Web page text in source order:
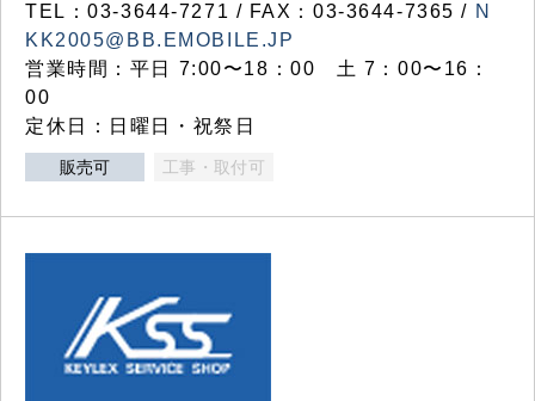
TEL：03‐3644‐7271 / FAX：03-3644-7365 / N
KK2005@BB.EMOBILE.JP
営業時間：平日 7:00〜18：00 土 7：00〜16：
00
定休日：日曜日・祝祭日
販売可 工事・取付可